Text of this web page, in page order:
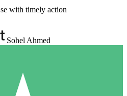
with timely action
Sohel Ahmed